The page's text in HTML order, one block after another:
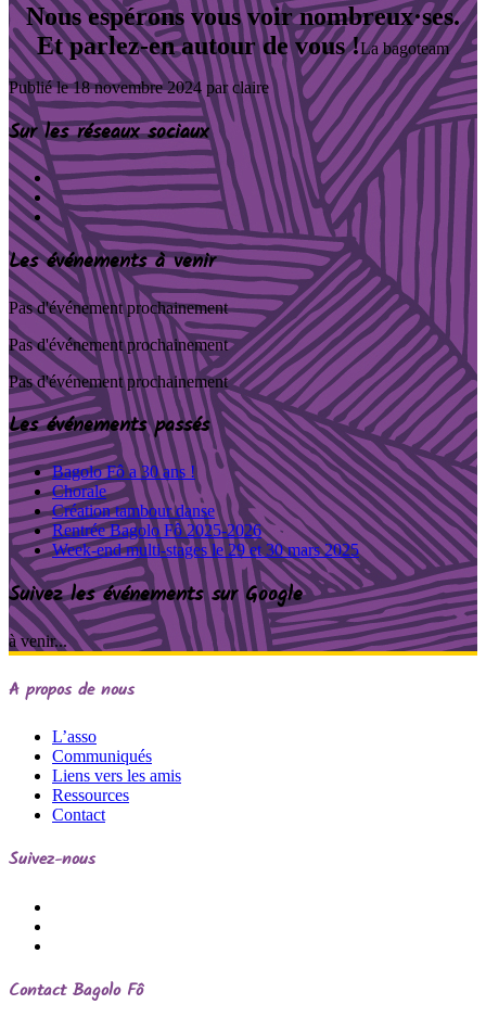
Nous espérons vous voir nombreux·ses.
Et parlez-en autour de vous !La bagoteam
Publié le18 novembre 2024 par claire
Sur les réseaux sociaux
Les événements à venir
Pas d'événement prochainement
Pas d'événement prochainement
Pas d'événement prochainement
Les événements passés
Bagolo Fô a 30 ans !
Chorale
Création tambour danse
Rentrée Bagolo Fô 2025-2026
Week-end multi-stages le 29 et 30 mars 2025
Suivez les événements sur Google
à venir...
A propos de nous
L’asso
Communiqués
Liens vers les amis
Ressources
Contact
Suivez-nous
Contact Bagolo Fô